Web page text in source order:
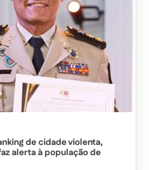
de cidade violenta,
alerta à população de